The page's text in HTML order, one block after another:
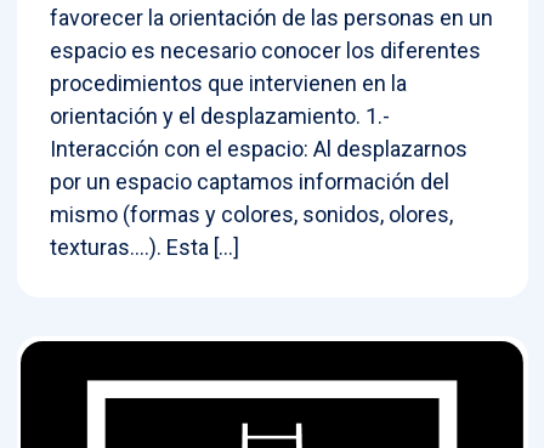
favorecer la orientación de las personas en un
espacio es necesario conocer los diferentes
procedimientos que intervienen en la
orientación y el desplazamiento. 1.-
Interacción con el espacio: Al desplazarnos
por un espacio captamos información del
mismo (formas y colores, sonidos, olores,
texturas….). Esta […]